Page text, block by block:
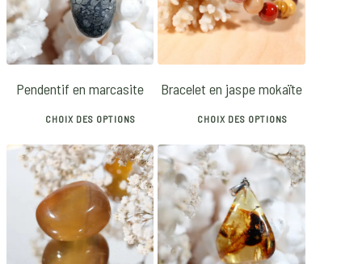
Pendentif en marcasite
CHOIX DES OPTIONS
This
product
has
multiple
variants.
The
Bracelet en jaspe mokaïte
CHOIX DES OPTIONS
This
product
has
multiple
variants.
The
8€ 27€